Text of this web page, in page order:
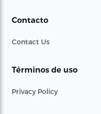
Contacto
Contact Us
Términos de uso
Privacy Policy